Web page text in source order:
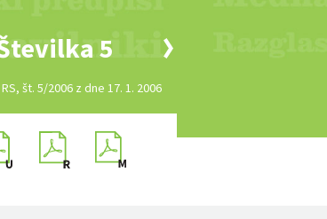
5
št. 5/2006 z dne 17. 1. 2006